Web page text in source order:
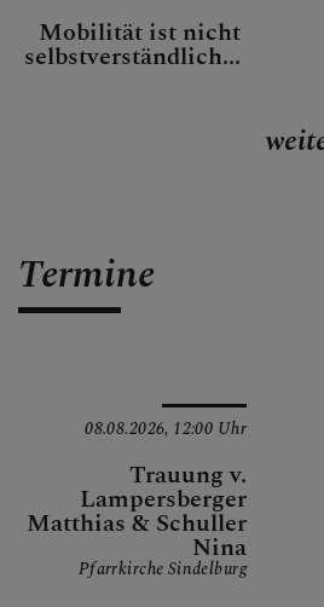
Mobilität ist nicht
selbstverständlich...
Termine
08.08.2026, 12:00 Uhr
Trauung v.
Lampersberger
Matthias & Schuller
Nina
Pfarrkirche Sindelburg